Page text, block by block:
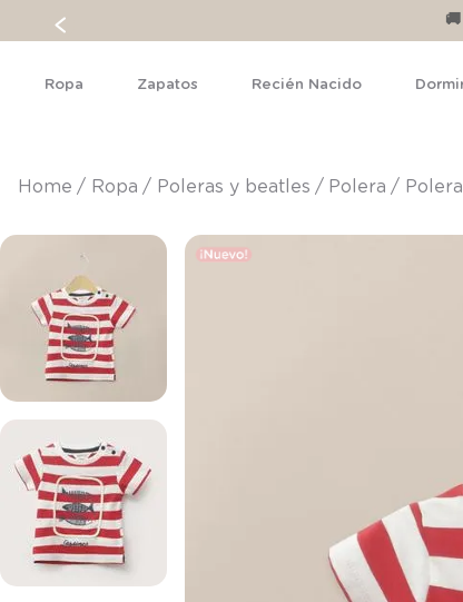
Ropa Zapatos Recién Nacido
ropa poleras y beatles polera